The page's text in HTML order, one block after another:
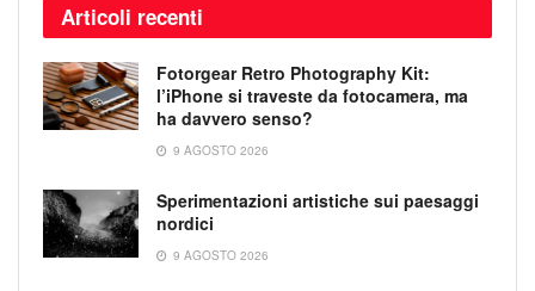
Articoli recenti
Fotorgear Retro Photography Kit:
l’iPhone si traveste da fotocamera, ma
ha davvero senso?
9 AGOSTO 2026
Sperimentazioni artistiche sui paesaggi
nordici
9 AGOSTO 2026